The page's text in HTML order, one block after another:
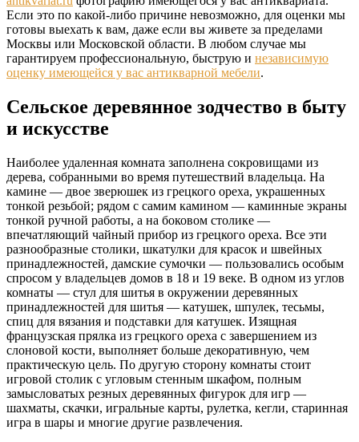
Если это по какой-либо причине невозможно, для оценки мы
готовы выехать к вам, даже если вы живете за пределами
Москвы или Московской области. В любом случае мы
гарантируем профессиональную, быструю и независимую
оценку имеющейся у вас антикварной мебели.
Сельское деревянное зодчество в быту
и искусстве
Наиболее удаленная комната заполнена сокровищами из
дерева, собранными во время путешествий владельца. На
камине — двое зверюшек из грецкого ореха, украшенных
тонкой резьбой; рядом с самим камином — каминные экраны
тонкой ручной работы, а на боковом столике —
впечатляющий чайный прибор из грецкого ореха. Все эти
разнообразные столики, шкатулки для красок и швейных
принадлежностей, дамские сумочки — пользовались особым
спросом у владельцев домов в 18 и 19 веке. В одном из углов
комнаты — стул для шитья в окружении деревянных
принадлежностей для шитья — катушек, шпулек, тесьмы,
спиц для вязания и подставки для катушек. Изящная
французская прялка из грецкого ореха с завершением из
слоновой кости, выполняет больше декоративную, чем
практическую цель. По другую сторону комнаты стоит
игровой столик с угловым стенным шкафом, полным
замысловатых резных деревянных фигурок для игр —
шахматы, скачки, игральные карты, рулетка, кегли, старинная
игра в шары и многие другие развлечения.